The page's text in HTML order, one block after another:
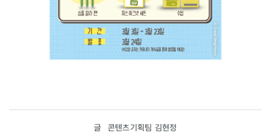
글 콘텐츠기획팀 김현정